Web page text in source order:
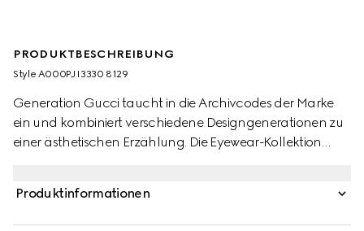
PRODUKTBESCHREIBUNG
Style ‎A000PJ I3330 8129
Generation Gucci taucht in die Archivcodes der Marke
ein und kombiniert verschiedene Designgenerationen zu
einer ästhetischen Erzählung. Die Eyewear-Kollektion
Produktinformationen